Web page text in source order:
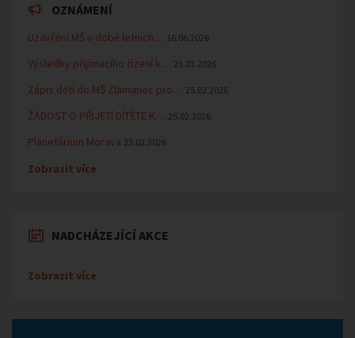
OZNÁMENÍ
Uzavření MŠ v době letních… 16.06.2026
Výsledky přijímacího řízení k… 23.03.2026
Zápis dětí do MŠ Zlámanec pro… 25.02.2026
ŽÁDOST O PŘIJETÍ DÍTĚTE K… 25.02.2026
Planetárium Morava 23.02.2026
Zobrazit více
NADCHÁZEJÍCÍ AKCE
Zobrazit více